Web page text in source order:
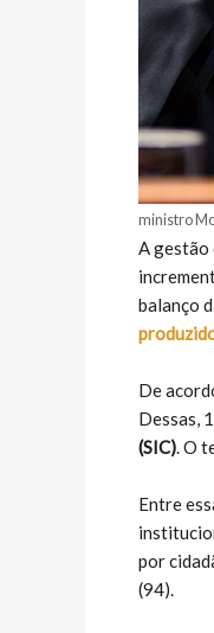
ministro
A gestão
balanço
De
Dessas,
(SIC).O
Entre
por
(94).